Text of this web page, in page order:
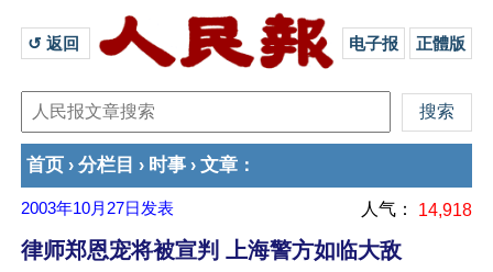
↺ 返回 电子报 正體版
首页 › 分栏目 › 时事 › 文章 ：
2003年10月27日 发表 人气： 14,918
律师郑恩宠将被宣判 上海警方如临大敌